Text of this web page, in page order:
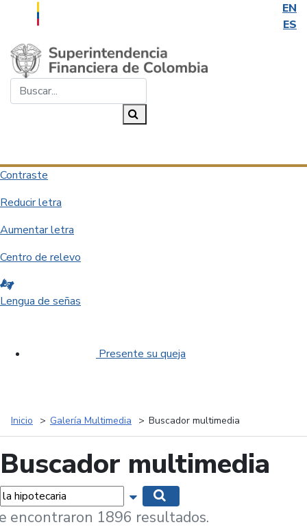
EN
ES
Saltar al contenido principal
Contraste
Reducir letra
Aumentar letra
Centro de relevo
Lengua de señas
Presente su queja
Inicio Galería Multimedia Buscador multimedia
Buscador multimedia
Mostrar opciones de búsqueda
encontraron 1896 resultados.